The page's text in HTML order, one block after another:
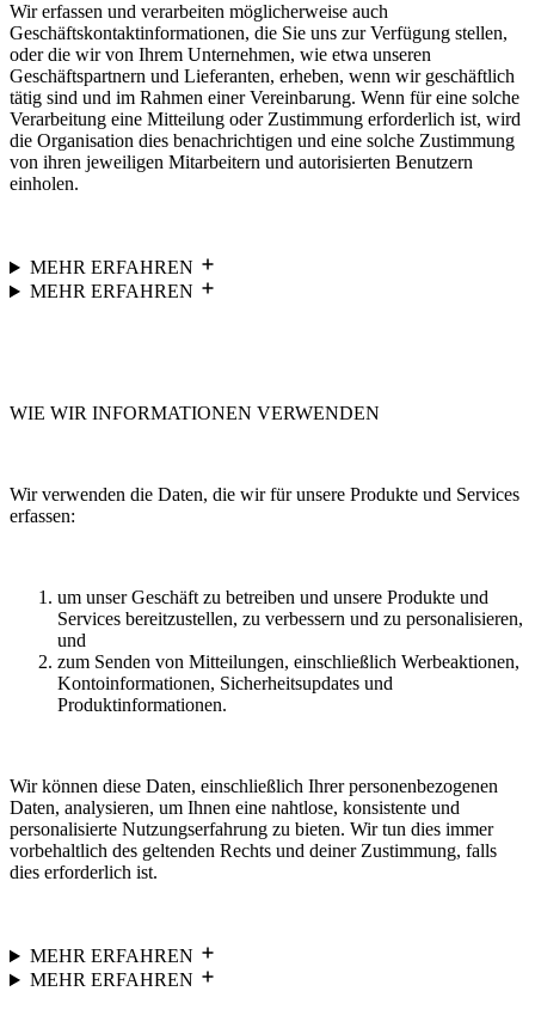
Wir erfassen und verarbeiten möglicherweise auch
Geschäftskontaktinformationen, die Sie uns zur Verfügung stellen,
oder die wir von Ihrem Unternehmen, wie etwa unseren
Geschäftspartnern und Lieferanten, erheben, wenn wir geschäftlich
tätig sind und im Rahmen einer Vereinbarung. Wenn für eine solche
Verarbeitung eine Mitteilung oder Zustimmung erforderlich ist, wird
die Organisation dies benachrichtigen und eine solche Zustimmung
von ihren jeweiligen Mitarbeitern und autorisierten Benutzern
einholen.
MEHR ERFAHREN
MEHR ERFAHREN
WIE WIR INFORMATIONEN VERWENDEN
Wir verwenden die Daten, die wir für unsere Produkte und Services
erfassen:
um unser Geschäft zu betreiben und unsere Produkte und
Services bereitzustellen, zu verbessern und zu personalisieren,
und
zum Senden von Mitteilungen, einschließlich Werbeaktionen,
Kontoinformationen, Sicherheitsupdates und
Produktinformationen.
Wir können diese Daten, einschließlich Ihrer personenbezogenen
Daten, analysieren, um Ihnen eine nahtlose, konsistente und
personalisierte Nutzungserfahrung zu bieten. Wir tun dies immer
vorbehaltlich des geltenden Rechts und deiner Zustimmung, falls
dies erforderlich ist.
MEHR ERFAHREN
MEHR ERFAHREN